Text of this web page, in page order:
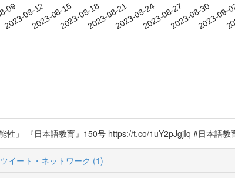
09
2023-08-122023-08-152023-08-182023-08-212023-08-242023-08-272023-08-30
2023-
性」 『日本語教育』150号 https://t.co/1uY2pJgjIq #日本語教
イート・ネットワーク (1)